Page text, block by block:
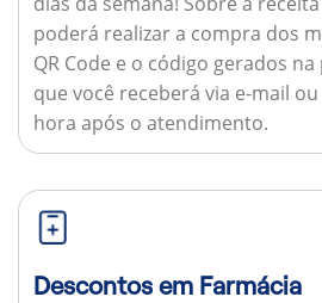
poderá realizar a compra dos
QR Code e o código gerados
que você receberá via e-mail
hora após o atendimento.
Descontos em Farmácia